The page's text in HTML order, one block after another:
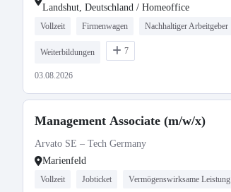
Landshut, Deutschland / Homeoffice
Vollzeit Firmenwagen Nachhaltiger Arbeitgeber
Weiterbildungen 7
03.08.2026
Management Associate (m/w/x)
Arvato SE – Tech Germany
Marienfeld
Vollzeit Jobticket Vermögenswirksame Leistung